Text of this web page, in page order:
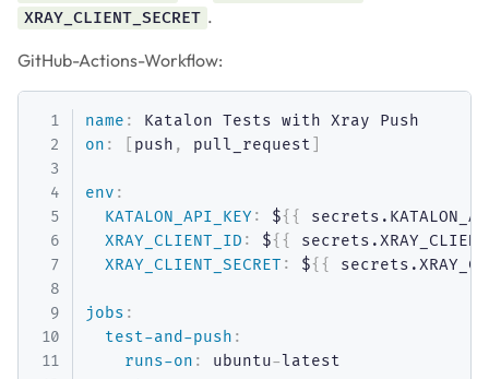
XRAY_CLIENT_SECRET .
GitHub-Actions-Workflow:
name :
on : push , pull_request
env :
KATALON_API_KEY : ${ {
XRAY_CLIENT_ID : ${ {
XRAY_CLIENT_SECRET : ${ {
jobs :
test-and-push :
runs-on : ubuntu-latest